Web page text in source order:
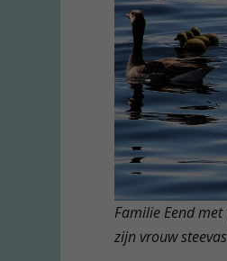
Familie Eend met
zijn vrouw